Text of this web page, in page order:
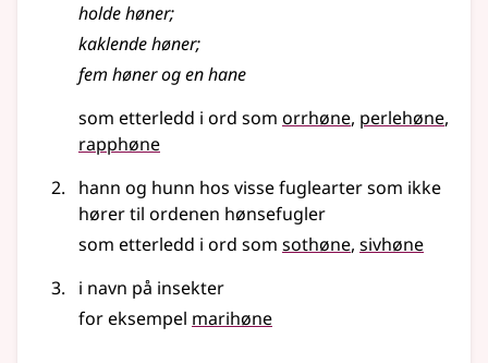
holdehøner;
kaklende høner;
fem høner og en hane
som etterledd i ord som orrhøne perlehøne
rapphøne
hann og hunn hos visse fuglearter som ikke
hører til ordenen hønsefugler
som etterledd i ord som sothøne sivhøne
i navn på insekter
for eksempel marihøne